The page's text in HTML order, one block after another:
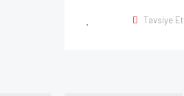
Tavsiye Et